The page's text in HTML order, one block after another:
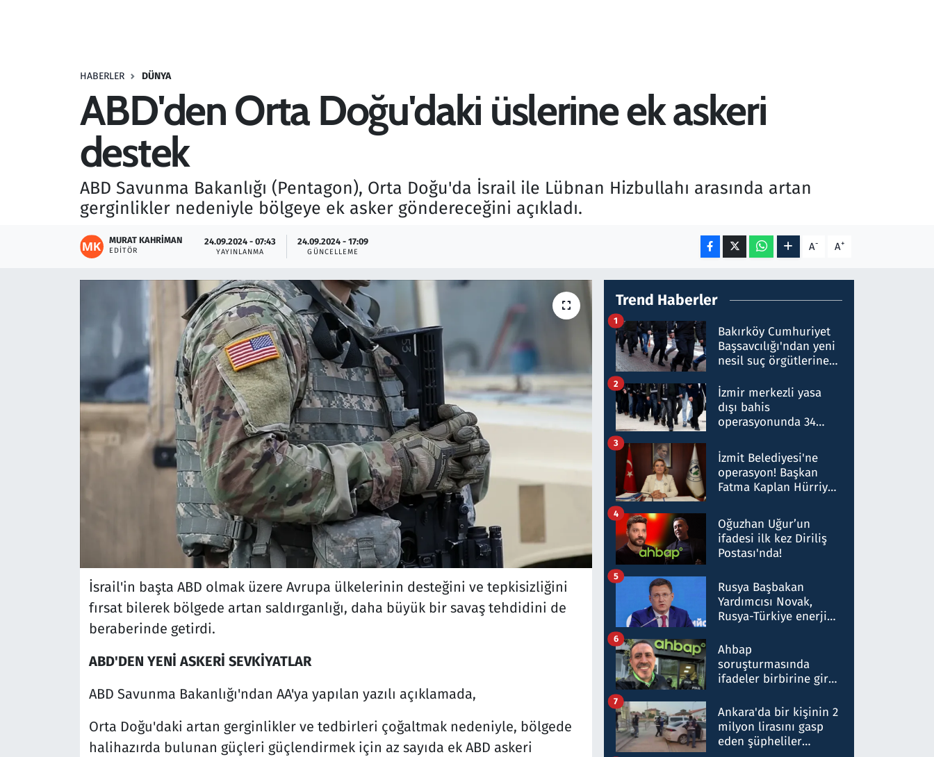
HABERLER DÜNYA
ABD'den Orta Doğu'daki üslerine ek askeri
destek
ABD Savunma Bakanlığı (Pentagon), Orta Doğu'da İsrail ile Lübnan Hizbullahı arasında artan
gerginlikler nedeniyle bölgeye ek asker göndereceğini açıkladı.
MURAT KAHRIMAN
EDITÖR
24.09.2024 - 07:43
YAYINLANMA
24.09.2024 - 17:09
GÜNCELLEME A- A+
İsrail'in başta ABD olmak üzere Avrupa ülkelerinin desteğini ve tepkisizliğini
fırsat bilerek bölgede artan saldırganlığı, daha büyük bir savaş tehdidini de
beraberinde getirdi.
ABD'DEN YENİ ASKERİ SEVKİYATLAR
ABD Savunma Bakanlığı'ndan AA'ya yapılan yazılı açıklamada,
Orta Doğu'daki artan gerginlikler ve tedbirleri çoğaltmak nedeniyle, bölgede
halihazırda bulunan güçleri güçlendirmek için az sayıda ek ABD askeri
Trend Haberler
Bakırköy Cumhuriyet
Başsavcılığı'ndan yeni
nesil suç örgütlerine
hakkında gözaltı kararı
1
İzmir merkezli yasa
dışı bahis
operasyonunda 34
Milyar liralık para
trafiği tespit edildi
2
İzmit Belediyesi'ne
operasyon! Başkan
Fatma Kaplan Hürriyet
3
Oğuzhan Uğur’un
ifadesi ilk kez Diriliş
Postası'nda!
4
Rusya Başbakan
Yardımcısı Novak,
Rusya-Türkiye enerji
nitelikte olduğunu
belirtti
5
Ahbap
soruşturmasında
ifadeler birbirine girdi:
ifadelerinden ortaya
çıkan tablo şok etti
6
Ankara'da bir kişinin 2
milyon lirasını gasp
eden şüpheliler
7
Savunma Sanayi
Teknoloji ve Bilim
Televizyon